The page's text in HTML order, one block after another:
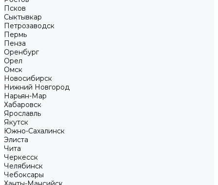
Псков
Сыктывкар
Петрозаводск
Пермь
Пенза
Оренбург
Орел
Омск
Новосибирск
Нижний Новгород
Нарьян-Мар
Хабаровск
Ярославль
Якутск
Южно-Сахалинск
Элиста
Чита
Черкесск
Челябинск
Чебоксары